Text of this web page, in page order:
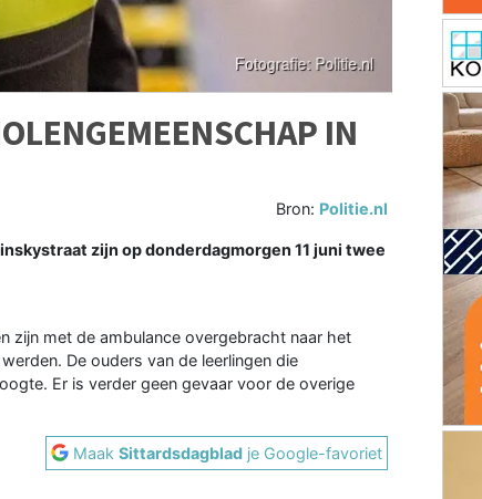
IN
Bron: Politie.nl
zijn op donderdagmorgen 11 juni twee
zijn met de ambulance overgebracht naar het
De ouders van de leerlingen die
Er is verder geen gevaar voor de overige
MaakSittardsdagblad je Google-favoriet